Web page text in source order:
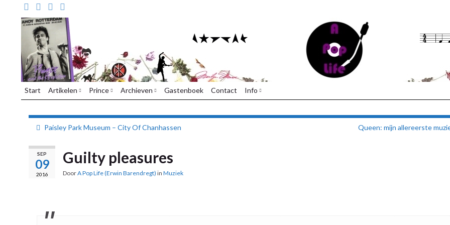
Start Artikelen Prince Archieven Gastenboek Contact Info
Paisley Park Museum – City Of Chanhassen Queen: mijn allereerste
SEP
09
2016
Guilty pleasures
DoorA Pop Life (Erwin Barendregt) in Muziek